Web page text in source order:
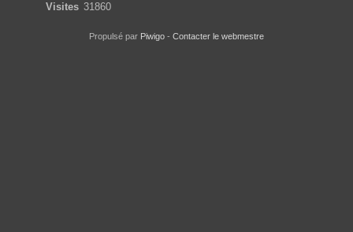
Visites 31860
Propulsé par Piwigo - Contacter le webmestre